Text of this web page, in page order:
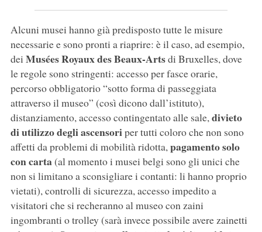
Alcuni musei hanno già predisposto tutte le misure
necessarie e sono pronti a riaprire: è il caso, ad esempio,
dei Musées Royaux des Beaux-Artsdi Bruxelles, dove
le regole sono stringenti: accesso per fasce orarie,
percorso obbligatorio “sotto forma di passeggiata
attraverso il museo” (così dicono dall’istituto),
distanziamento, accesso contingentato alle sale,divieto
di utilizzo degli ascensoriper tutti coloro che non sono
affetti da problemi di mobilità ridotta,pagamento solo
con carta(al momento i musei belgi sono gli unici che
non si limitano a sconsigliare i contanti: li hanno proprio
vietati), controlli di sicurezza, accesso impedito a
visitatori che si recheranno al museo con zaini
ingombranti o trolley (sarà invece possibile avere zainetti